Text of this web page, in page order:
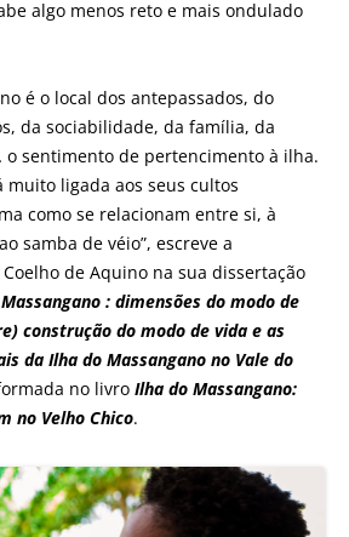
algo menos reto e mais ondulado
é o local dos antepassados, do
da sociabilidade, da família, da
sentimento de pertencimento à ilha.
muito ligada aos seus cultos
como se relacionam entre si, à
samba de véio”, escreve a
de Aquino na sua dissertação
: dimensões do modo de
construção do modo de vida e as
da Ilha do Massangano no Vale do
no livro Ilha do Massangano:
no Velho Chico.